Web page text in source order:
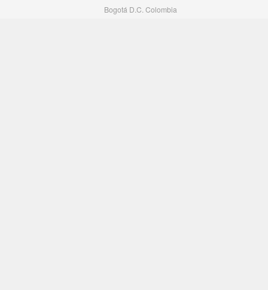
Bogotá D.C. Colombia